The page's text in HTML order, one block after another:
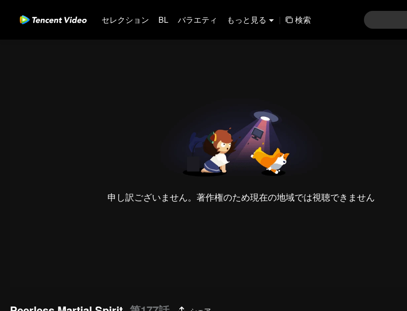
セレクション BL バラエティ もっと見る | 検索
申し訳ございません。著作権のため現在の地域では視聴できません